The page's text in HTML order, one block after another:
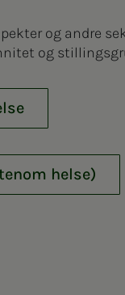
og andre
og
helse)